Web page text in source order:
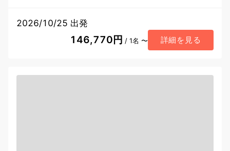
2026/10/25 出発
146,770円 / 1名 〜 詳細を見る